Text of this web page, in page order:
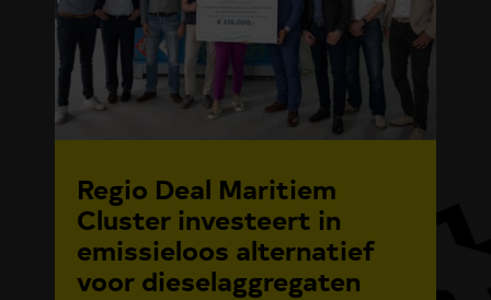
Regio Deal Maritiem
Cluster investeert in
emissieloos alternatief
voor dieselaggregaten